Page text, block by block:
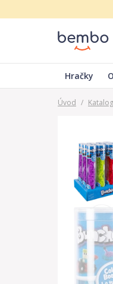
Hračky
Úvod / Katalog